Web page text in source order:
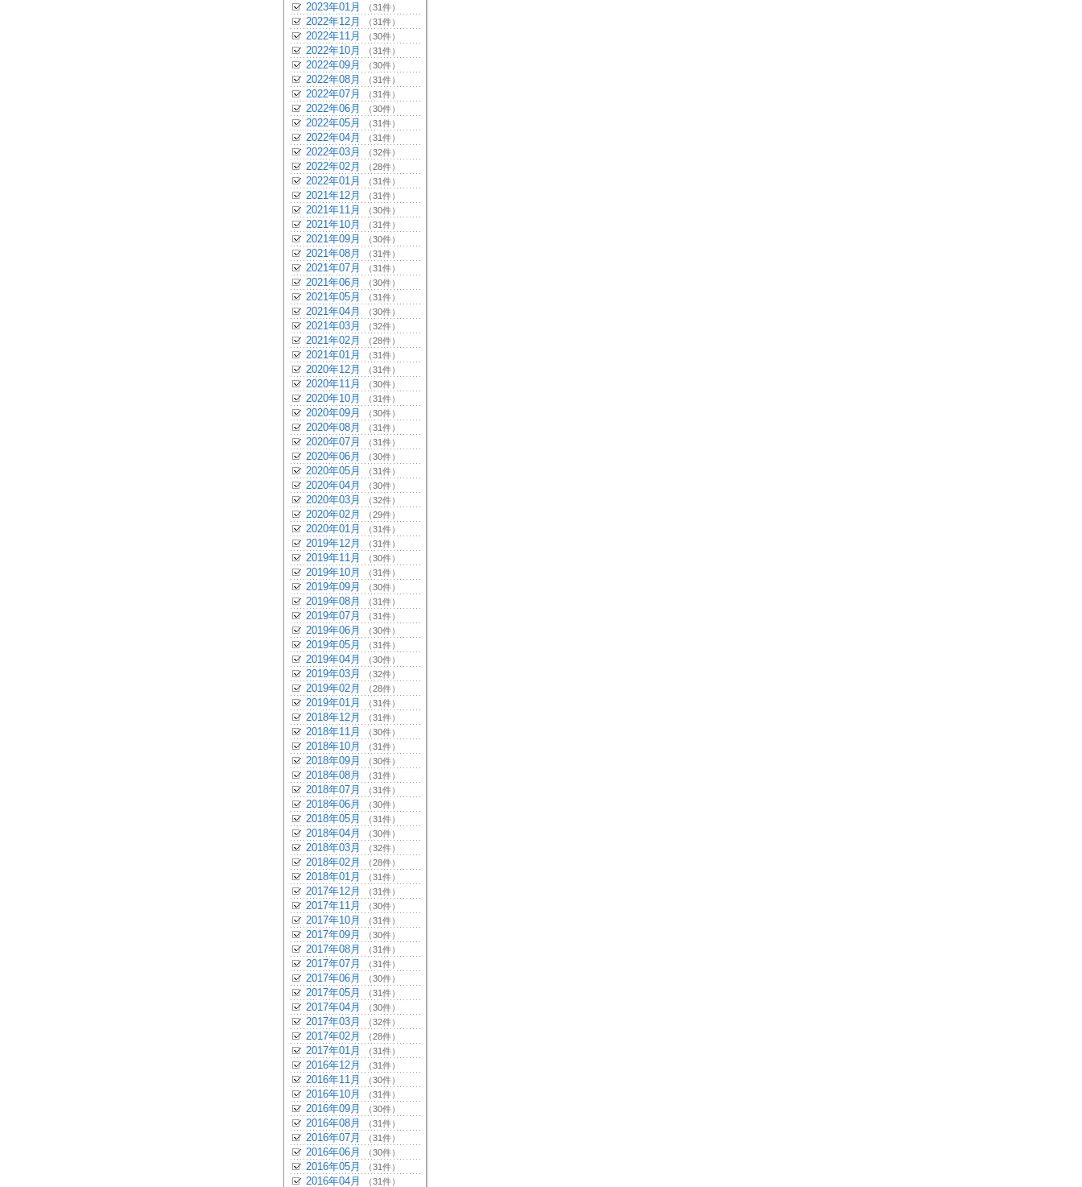
2023年01月 （31件）
2022年12月 （31件）
2022年11月 （30件）
2022年10月 （31件）
2022年09月 （30件）
2022年08月 （31件）
2022年07月 （31件）
2022年06月 （30件）
2022年05月 （31件）
2022年04月 （31件）
2022年03月 （32件）
2022年02月 （28件）
2022年01月 （31件）
2021年12月 （31件）
2021年11月 （30件）
2021年10月 （31件）
2021年09月 （30件）
2021年08月 （31件）
2021年07月 （31件）
2021年06月 （30件）
2021年05月 （31件）
2021年04月 （30件）
2021年03月 （32件）
2021年02月 （28件）
2021年01月 （31件）
2020年12月 （31件）
2020年11月 （30件）
2020年10月 （31件）
2020年09月 （30件）
2020年08月 （31件）
2020年07月 （31件）
2020年06月 （30件）
2020年05月 （31件）
2020年04月 （30件）
2020年03月 （32件）
2020年02月 （29件）
2020年01月 （31件）
2019年12月 （31件）
2019年11月 （30件）
2019年10月 （31件）
2019年09月 （30件）
2019年08月 （31件）
2019年07月 （31件）
2019年06月 （30件）
2019年05月 （31件）
2019年04月 （30件）
2019年03月 （32件）
2019年02月 （28件）
2019年01月 （31件）
2018年12月 （31件）
2018年11月 （30件）
2018年10月 （31件）
2018年09月 （30件）
2018年08月 （31件）
2018年07月 （31件）
2018年06月 （30件）
2018年05月 （31件）
2018年04月 （30件）
2018年03月 （32件）
2018年02月 （28件）
2018年01月 （31件）
2017年12月 （31件）
2017年11月 （30件）
2017年10月 （31件）
2017年09月 （30件）
2017年08月 （31件）
2017年07月 （31件）
2017年06月 （30件）
2017年05月 （31件）
2017年04月 （30件）
2017年03月 （32件）
2017年02月 （28件）
2017年01月 （31件）
2016年12月 （31件）
2016年11月 （30件）
2016年10月 （31件）
2016年09月 （30件）
2016年08月 （31件）
2016年07月 （31件）
2016年06月 （30件）
2016年05月 （31件）
2016年04月 （31件）